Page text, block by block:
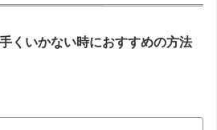
くいかない時におすすめの方法